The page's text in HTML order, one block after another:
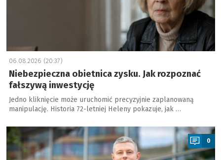
06.08.2026 (20:37)
Niebezpieczna obietnica zysku. Jak rozpoznać
fałszywą inwestycję
Jedno kliknięcie może uruchomić precyzyjnie zaplanowaną
manipulację. Historia 72-letniej Heleny pokazuje, jak …
a
0